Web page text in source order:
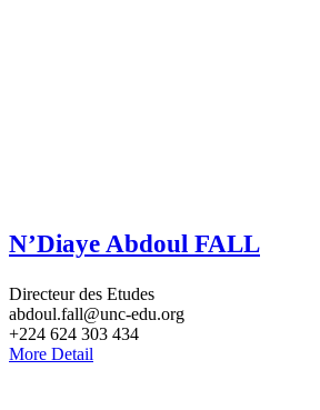
N’Diaye Abdoul FALL
Directeur des Etudes
abdoul.fall@unc-edu.org
+224 624 303 434
More Detail